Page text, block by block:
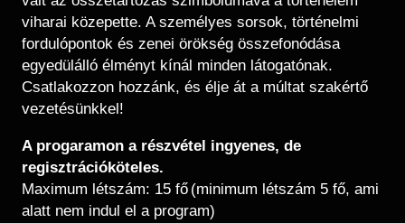
viharai közepette. A személyes sorsok, történelmi
fordulópontok és zenei örökség összefonódása
egyedülálló élményt kínál minden látogatónak.
Csatlakozzon hozzánk, és élje át a múltat szakértő
vezetésünkkel!
A progaramon a részvétel ingyenes, de
regisztrációköteles.
Maximum létszám: 15 fő (minimum létszám 5 fő, ami
alatt nem indul el a program)